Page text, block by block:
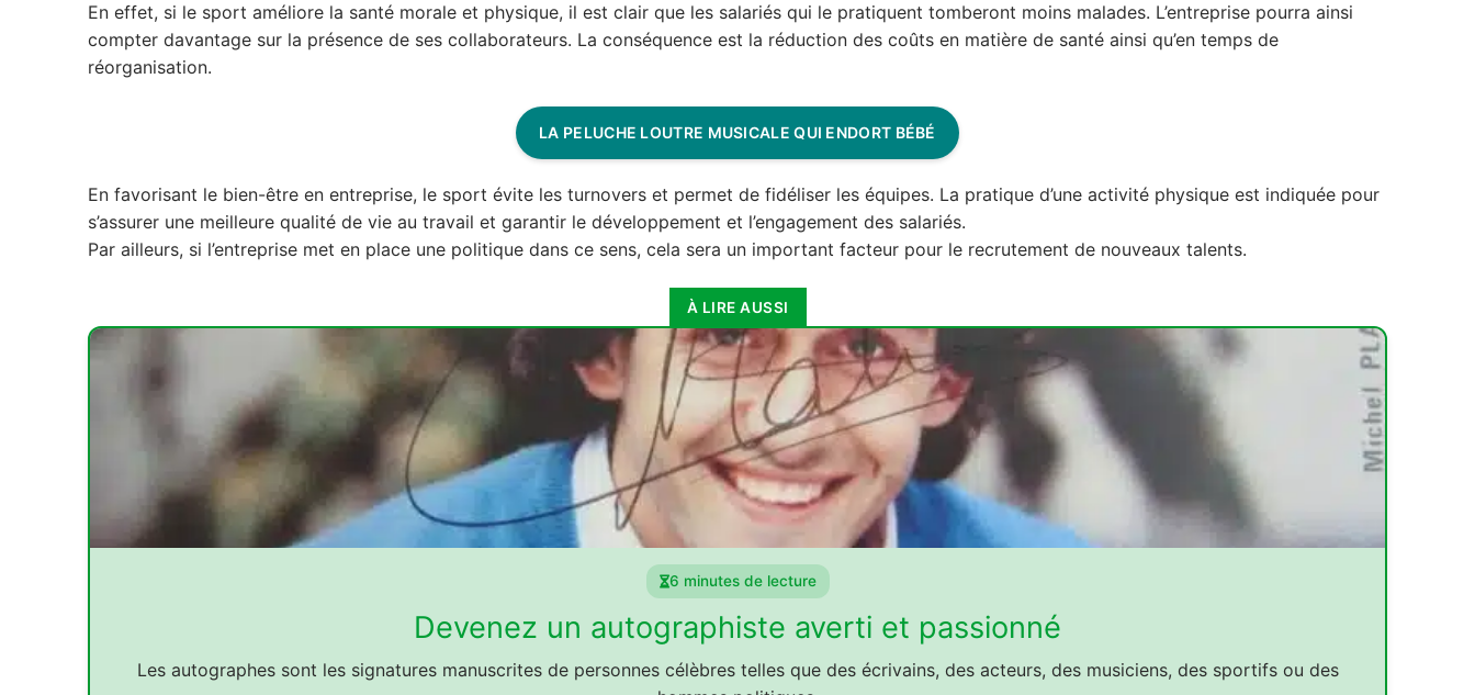
En effet, si le sport améliore la santé morale et physique, il est clair que les salariés qui le pratiquent tomberont moins malades. L’entreprise pourra ainsi
compter davantage sur la présence de ses collaborateurs. La conséquence est la réduction des coûts en matière de santé ainsi qu’en temps de
réorganisation.
LA PELUCHE LOUTRE MUSICALE QUI ENDORT BÉBÉ
En favorisant le bien-être en entreprise, le sport évite les turnovers et permet de fidéliser les équipes. La pratique d’une activité physique est indiquée pour
s’assurer une meilleure qualité de vie au travail et garantir le développement et l’engagement des salariés.
Par ailleurs, si l’entreprise met en place une politique dans ce sens, cela sera un important facteur pour le recrutement de nouveaux talents.
À LIRE AUSSI
6 minutes de lecture
Devenez un autographiste averti et passionné
Les autographes sont les signatures manuscrites de personnes célèbres telles que des écrivains, des acteurs, des musiciens, des sportifs ou des